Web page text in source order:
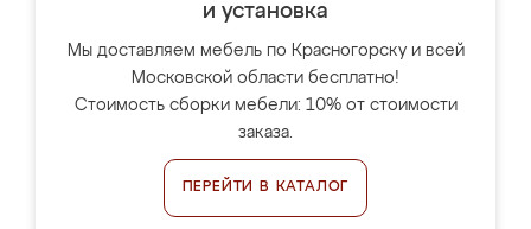
и установка
Мы доставляем мебель по Красногорску и всей
Московской области бесплатно!
Стоимость сборки мебели: 10% от стоимости
заказа.
ПЕРЕЙТИ В КАТАЛОГ